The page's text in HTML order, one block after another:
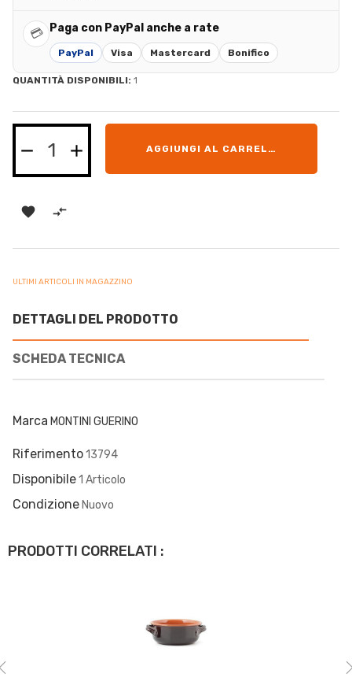
💳 Paga con PayPal anche a rate
PayPal Visa Mastercard Bonifico
QUANTITÀ DISPONIBILI: 1
AGGIUNGI AL CARRELLO
 
ULTIMI ARTICOLI IN MAGAZZINO
DETTAGLI DEL PRODOTTO
SCHEDA TECNICA
Marca MONTINI GUERINO
Riferimento13794
Disponibile1 Articolo
Condizione Nuovo
PRODOTTI CORRELATI :